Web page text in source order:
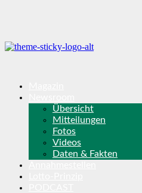
Übersicht
Mitteilungen
Fotos
Videos
Daten & Fakten